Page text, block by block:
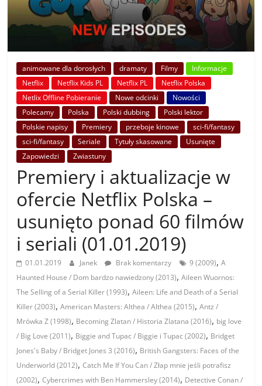
animowane dla dorosłych dramaty Filmy
Informacje
Netflix
Netflix Kids PL Netflix PL
Netflix Polska
Netlix Offline Pobieranie
Nowe odcinki
Nowości
Polecamy
Polska Polski dubbing
Polski lektor
Polskie napisy
Premiery przeboje kinowe
sci-fi/fantasy
sci-fi/fantasy
Seriale Tytuły skasowane
Usunięte
Zapowiedzi
Zwiastuny
Premiery i aktualizacje w
ofercie Netflix Polska –
usunięto ponad 60 filmów
i seriali (01.01.2019)
01.01.2019 Janek Brak komentarzy 9 (2009),A
Haunted House / Dom bardzo nawiedzony (2013),Aileen Wuornos:
The Selling of a Serial Killer (1993),Aileen: Life and Death of a Serial
Killer (2003),American Masters: Althea / Althea (2015),Antz /
Mrówka Z (1998), Becoming Zlatan / Historia Zlatana (2016), big love
/ Big Love (2011), Biggie and Tupac / Biggie i Tupac (2002), Bridget
Jones's Baby / Bridget Jones 3 (2016), British Gangsters: Faces of the
Underworld (2012),Catch Me If You Can / Złap mnie jeśli potrafisz
(2002),Cybercrimes with Ben Hammersley (2014), Detective Conan /